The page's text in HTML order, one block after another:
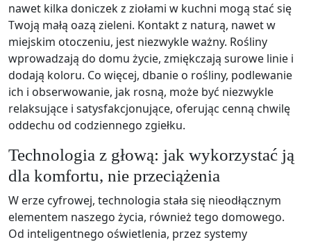
nawet kilka doniczek z ziołami w kuchni mogą stać się
Twoją małą oazą zieleni. Kontakt z naturą, nawet w
miejskim otoczeniu, jest niezwykle ważny. Rośliny
wprowadzają do domu życie, zmiękczają surowe linie i
dodają koloru. Co więcej, dbanie o rośliny, podlewanie
ich i obserwowanie, jak rosną, może być niezwykle
relaksujące i satysfakcjonujące, oferując cenną chwilę
oddechu od codziennego zgiełku.
Technologia z głową: jak wykorzystać ją
dla komfortu, nie przeciążenia
W erze cyfrowej, technologia stała się nieodłącznym
elementem naszego życia, również tego domowego.
Od inteligentnego oświetlenia, przez systemy